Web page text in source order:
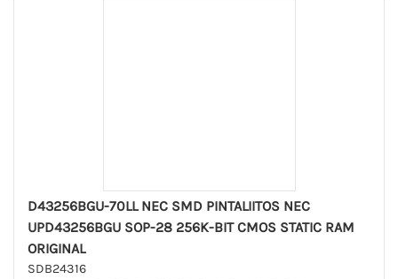
D43256BGU-70LL NEC SMD PINTALIITOS NEC
UPD43256BGU SOP-28 256K-BIT CMOS STATIC RAM
ORIGINAL
SDB24316